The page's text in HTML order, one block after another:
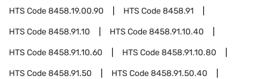
HTS Code8458.19.00.90 HTS Code8458.91
HTS Code8458.91.10 HTS Code8458.91.10.40
HTS Code8458.91.10.60 HTS Code8458.91.10.80
HTS Code8458.91.50 HTS Code8458.91.50.40